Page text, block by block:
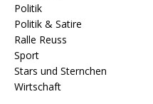
Politik
Politik & Satire
Ralle Reuss
Sport
Stars und Sternchen
Wirtschaft